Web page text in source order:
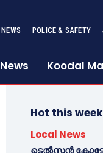
POLICE & SAFETY
Koodal
Hot this week
Local News
ടെൽസൻ